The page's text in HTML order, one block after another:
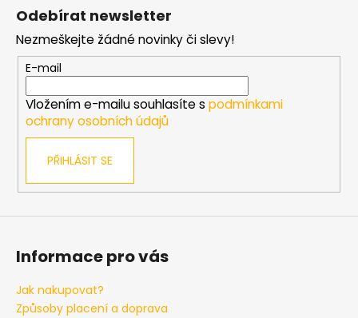
s
u
Odebírat newsletter
Nezmeškejte žádné novinky či slevy!
E-mail
Vložením e-mailu souhlasíte s podmínkami
ochrany osobních údajů
PŘIHLÁSIT SE
Informace pro vás
Jak nakupovat?
Způsoby placení a doprava